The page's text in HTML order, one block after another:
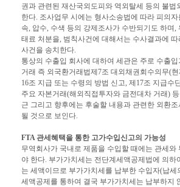
권과 관련된 재산국외도피와 역외탈세 등의 불법
한다. 조사업무 시에는 형사소송법에 따라 피의
속, 압수, 수색 등의 강제조사가 수반되기도 하며,
태료 처분을, 범칙사건에 대해서는 수사결과에
사건을 송치한다.
통상의 수출입 회사에 대하여 세관은 주로 수출
거래 즉 외국환거래법제7조 대외채권회수의무(
16조 지급 또는 수령의 방법 신고, 제17조 지급수
주요 자본거래(해외직접투자와 금전대차 거래)
근 그리고 향후에는 후술할 내용과 관련한 외환
될 것으로 보인다.
FTA 관세혜택을 통한 고가수입신고의 가능성
무역회사가 국내로 제품을 수입할 때에는 관세와
야 한다. 부가가치세는 전단계세액공제법에 의하
는 세액이므로 부가가치세를 납부한 수입자(납세
세액공제를 통하여 결국 부가가치세는 납부하지